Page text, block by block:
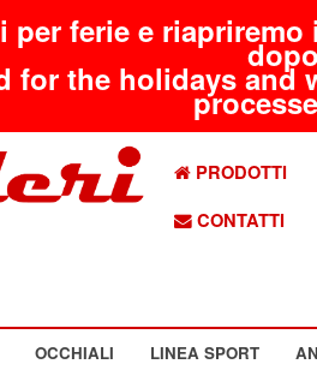
per ferie e
for the holidays
PRODOTTI
CONTATTI
OCCHIALI LINEA SPORT